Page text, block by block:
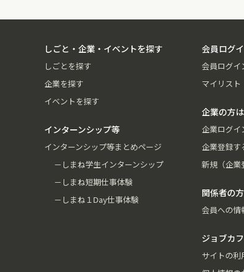
しごと・企業・イベントを探す
しごとを探す
企業を探す
イベントを探す
インターンシップ等
インターンシップ等まとめページ
－しまね学生インターンシップ
－しまね短期仕事体験
－しまね１Day仕事体験
会員ログ
会員ログイ
マイリスト
企業の方
企業ログイ
企業登録す
新規（企業
関係者の
会員への情
ジョブカ
サイトの